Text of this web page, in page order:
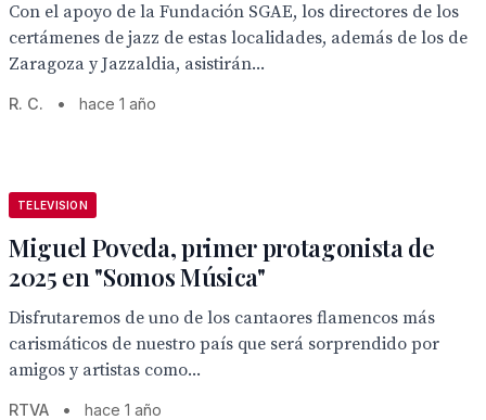
Con el apoyo de la Fundación SGAE, los directores de los
certámenes de jazz de estas localidades, además de los de
Zaragoza y Jazzaldia, asistirán...
R. C. • hace 1 año
TELEVISION
Miguel Poveda, primer protagonista de
2025 en "Somos Música"
Disfrutaremos de uno de los cantaores flamencos más
carismáticos de nuestro país que será sorprendido por
amigos y artistas como...
RTVA • hace 1 año